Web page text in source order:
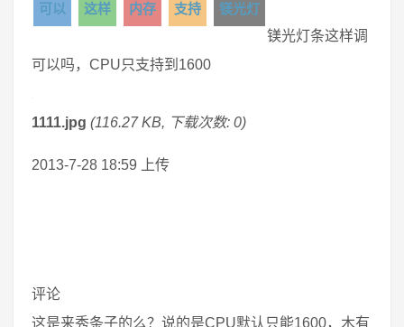
可以 这样 内存 支持
镁光灯
镁光灯条这样调
可以吗，CPU只支持到1600
1111.jpg (116.27 KB, 下载次数: 0)
2013-7-28 18:59 上传
评论
这是来秀条子的么？说的是CPU默认只能1600，木有